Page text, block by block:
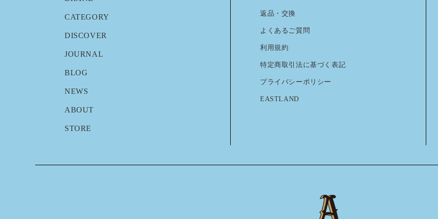
CATEGORY
DISCOVER
JOURNAL
BLOG
NEWS
ABOUT
STORE
返品・交換
よくあるご質問
利用規約
特定商取引法に基づく表記
プライバシーポリシー
EASTLAND